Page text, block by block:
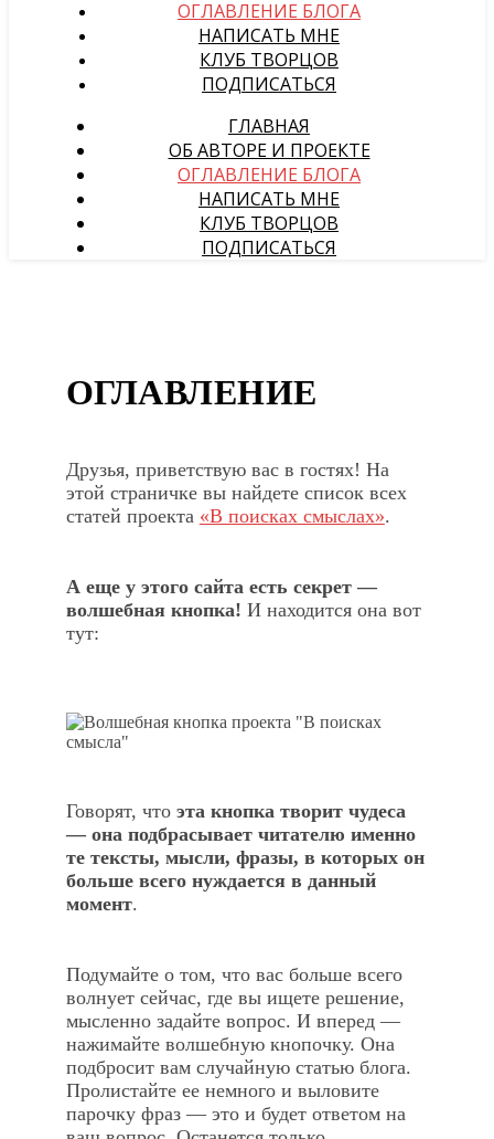
ОГЛАВЛЕНИЕ БЛОГА
НАПИСАТЬ МНЕ
КЛУБ ТВОРЦОВ
ПОДПИСАТЬСЯ
ГЛАВНАЯ
ОБ АВТОРЕ И ПРОЕКТЕ
ОГЛАВЛЕНИЕ БЛОГА
НАПИСАТЬ МНЕ
КЛУБ ТВОРЦОВ
ПОДПИСАТЬСЯ
ОГЛАВЛЕНИЕ
Друзья, приветствую вас в гостях! На
этой страничке вы найдете список всех
статей проекта «В поисках смыслах».
А еще у этого сайта есть секрет —
волшебная кнопка! И находится она вот
тут:
Говорят, что эта кнопка творит чудеса
— она подбрасывает читателю именно
те тексты, мысли, фразы, в которых он
больше всего нуждается в данный
момент.
Подумайте о том, что вас больше всего
волнует сейчас, где вы ищете решение,
мысленно задайте вопрос. И вперед —
нажимайте волшебную кнопочку. Она
подбросит вам случайную статью блога.
Пролистайте ее немного и выловите
парочку фраз — это и будет ответом на